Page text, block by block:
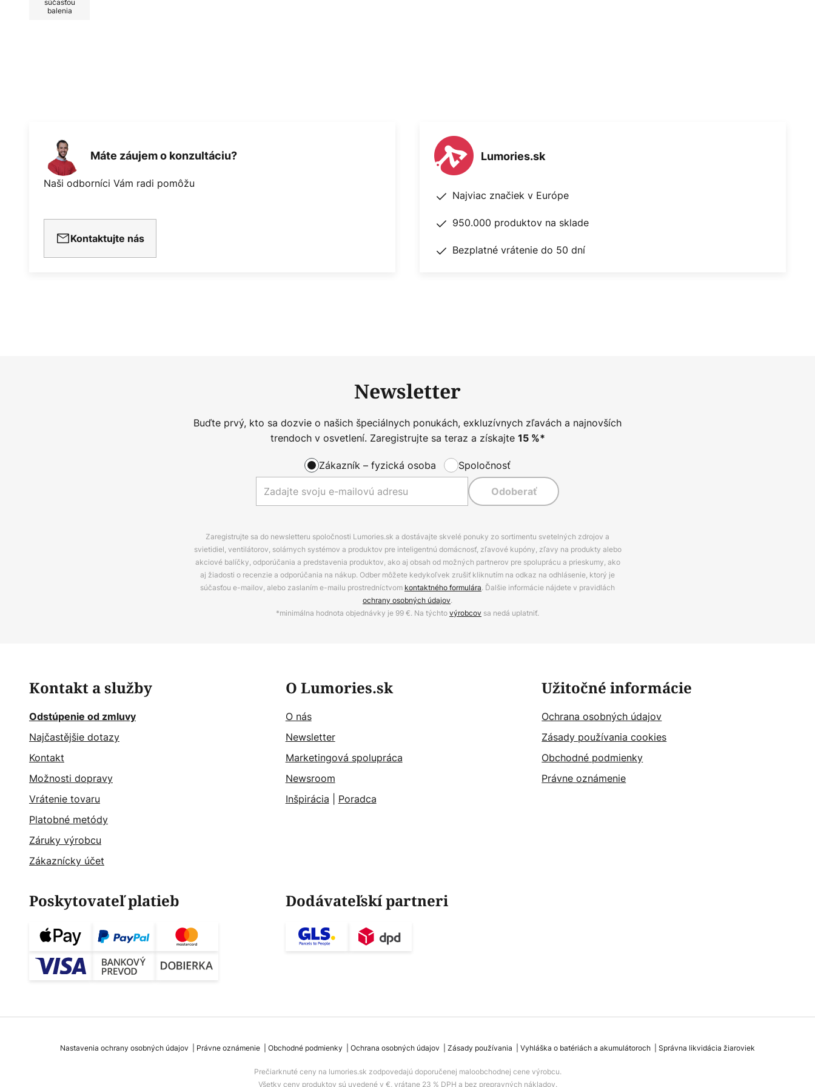
balenia
Máte záujem o konzultáciu?
Naši odborníci Vám radi pomôžu
Kontaktujte nás
Lumories.sk
Najviac značiek v Európe
950.000 produktov na sklade
Bezplatné vrátenie do 50 dní
Newsletter
Buďte prvý, kto sa dozvie o našich špeciálnych ponukách, exkluzívnych zľavách a najnovších
trendoch v osvetlení. Zaregistrujte sa teraz a získajte 15%*
Zákazník – fyzická osoba Spoločnosť
Odoberať
Zaregistrujte sa do newsletteru spoločnosti Lumories.sk a dostávajte skvelé ponuky zo sortimentu svetelných zdrojov a
svietidiel, ventilátorov, solárnych systémov a produktov pre inteligentnú domácnosť, zľavové kupóny, zľavy na produkty alebo
akciové balíčky, odporúčania a predstavenia produktov, ako aj obsah od možných partnerov pre spoluprácu a prieskumy, ako
aj žiadosti o recenzie a odporúčania na nákup. Odber môžete kedykoľvek zrušiť kliknutím na odkaz na odhlásenie, ktorý je
súčasťou e-mailov, alebo zaslaním e-mailu prostredníctvom kontaktného formulára. Ďalšie informácie nájdete v pravidlách
ochrany osobných údajov.
*minimálna hodnota objednávky je 99 €. Na týchtovýrobcov sa nedá uplatniť.
Kontakt a služby
Odstúpenie od zmluvy
Najčastějšie dotazy
Kontakt
Možnosti dopravy
Vrátenie tovaru
Platobné metódy
Záruky výrobcu
Zákaznícky účet
O Lumories.sk
O nás
Newsletter
Marketingová spolupráca
Newsroom
Inšpirácia
Poradca
Užitočné informácie
Ochrana osobných údajov
Zásady používania cookies
Obchodné podmienky
Právne oznámenie
Poskytovateľ platieb Dodávateľskí partneri
Nastavenia ochrany osobných údajov Právne oznámenie Obchodné podmienky Ochrana osobných údajov Zásady používania Vyhláška o batériách a akumulátoroch Správna likvidácia žiaroviek
Prečiarknuté ceny na lumories.sk zodpovedajú doporučenej maloobchodnej cene výrobcu.
Všetky ceny produktov sú uvedené v €, vrátane 23 % DPH a bez prepravných nákladov.